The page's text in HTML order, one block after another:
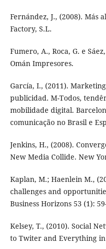
Fernández, J., (2008). Más
Factory, S.L.
Fumero, A., Roca, G. e
Omán Impresores.
García, I., (2011).
publicidad. M-Todos,
mobilidade digital.
comunicação no Brasil e
Jenkins, H., (2008).
New Media Collide. New
Kaplan, M.; Haenlein M.,
challenges and
Business Horizons 53 (1):
Kelsey, T., (2010). Social
to Twiter and Everything